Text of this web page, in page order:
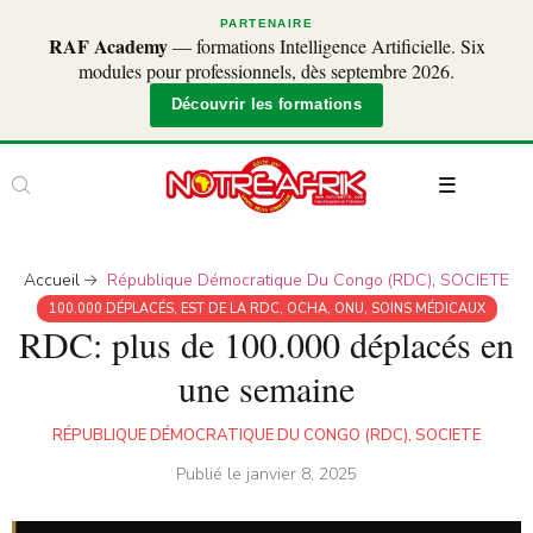
PARTENAIRE
RAF Academy— formations Intelligence Artificielle. Six
modules pour professionnels, dès septembre 2026.
Découvrir les formations
Accueil République Démocratique Du Congo (RDC), SOCIETE
100.000 DÉPLACÉS, EST DE LA RDC, OCHA, ONU, SOINS MÉDICAUX
RDC: plus de 100.000 déplacés en
une semaine
RÉPUBLIQUE DÉMOCRATIQUE DU CONGO (RDC), SOCIETE
Publié le janvier 8, 2025